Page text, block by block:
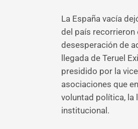
La España vacía
del país recorrieron
desesperación de
llegada de Teruel
presidido por la
asociaciones que
voluntad política, la
institucional.